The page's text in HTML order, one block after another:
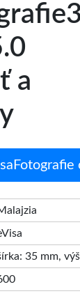
a
35 mm,